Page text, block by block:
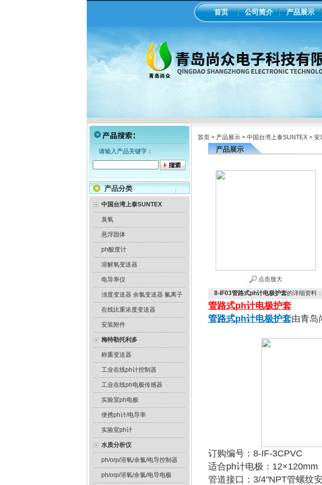
首页 公司简介 产品展示
请输入产品关键字：
产品分类
中国台湾上泰SUNTEX
臭氧
悬浮固体
ph酸度计
溶解氧变送器
电导率仪
浊度变送器 余氯变送器 氟离子
在线比重浓度变送器
安装附件
梅特勒托利多
称重变送器
工业在线ph计控制器
工业在线ph电极传感器
实验室ph电极
便携ph计/电导率
实验室ph计
水质分析仪
ph/orp/溶氧/余氯/电导控制器
ph/orp/溶氧/余氯/电导电极
首页 > 产品展示 > 中国台湾上泰SUNTEX > 安
产品展示
点击放大
8-IF03管路式ph计电极护套的详细资料：
管路式ph计电极护套
管路式ph计电极护套由青岛
订购编号：8-IF-3CPVC
适合ph计电极：12×120mm
管道接口：3/4"NPT管螺纹